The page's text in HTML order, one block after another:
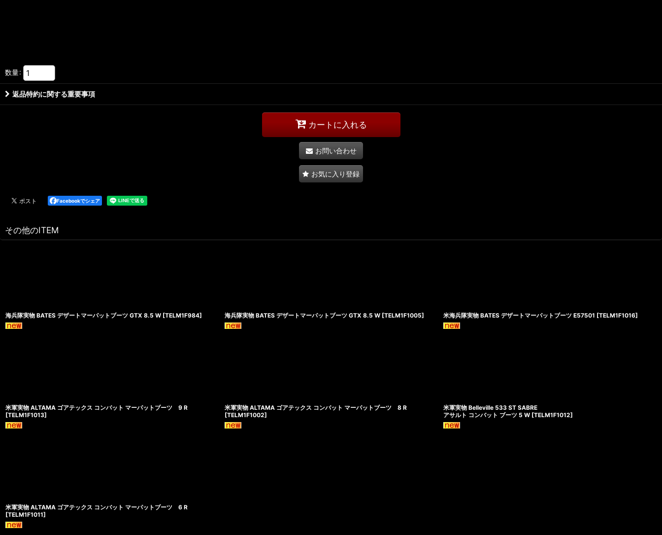
数量:
返品特約に関する重要事項
カートに入れる
お問い合わせ
お気に入り登録
Facebookでシェア
その他のITEM
海兵隊実物 BATES デザートマーパットブーツ GTX 8.5 W [TELM1F984] 海兵隊実物 BATES デザートマーパットブーツ GTX 8.5 W [TELM1F1005] 米海兵隊実物 BATES デザートマーパットブーツ E57501 [TELM1F1016]
米軍実物 ALTAMA ゴアテックス コンバット マーパットブーツ 9 R
[TELM1F1013]
米軍実物 ALTAMA ゴアテックス コンバット マーパットブーツ 8 R
[TELM1F1002]
米軍実物 Belleville 533 ST SABRE
アサルト コンバット ブーツ 5 W [TELM1F1012]
米軍実物 ALTAMA ゴアテックス コンバット マーパットブーツ 6 R
[TELM1F1011]